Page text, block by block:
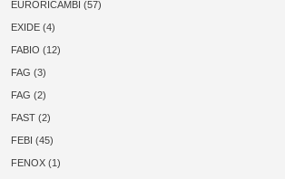
EURORICAMBI (57)
EXIDE (4)
FABIO (12)
FAG (3)
FAG (2)
FAST (2)
FEBI (45)
FENOX (1)